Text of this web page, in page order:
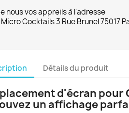
nous vos appreils à l'adresse
Micro Cocktails 3 Rue Brunel 75017
Détails du produit
d'écran pour
un affichage